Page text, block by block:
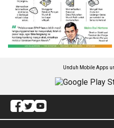
Unduh Mobile Apps